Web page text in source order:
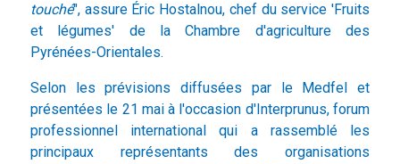
touché", assure Éric Hostalnou, chef du service 'Fruits
et légumes' de la Chambre d'agriculture des
Pyrénées-Orientales.
Selon les prévisions diffusées par le Medfel et
présentées le 21 mai à l'occasion d'Interprunus, forum
professionnel international qui a rassemblé les
principaux représentants des organisations